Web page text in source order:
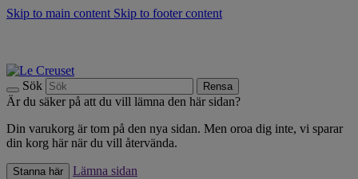
Skip to main content Skip to footer content
Sök Rensa
Är du säker på att du vill lämna den här sidan?
Din varukorg är tom på den nya sidan. Men oroa dig inte, vi sparar
din korg här när du vill återvända.
Stanna här
Lämna sidan